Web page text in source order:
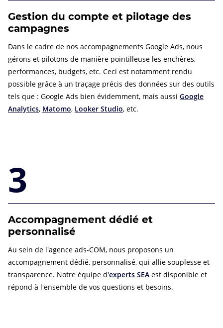
Gestion du compte et pilotage des
campagnes
Dans le cadre de nos accompagnements Google Ads, nous
gérons et pilotons de manière pointilleuse les enchères,
performances, budgets, etc. Ceci est notamment rendu
possible grâce à un traçage précis des données sur des outils
tels que : Google Ads bien évidemment, mais aussi Google
Analytics, Matomo, Looker Studio, etc.
3
Accompagnement dédié et
personnalisé
Au sein de l'agence ads-COM, nous proposons un
accompagnement dédié, personnalisé, qui allie souplesse et
transparence. Notre équipe d'experts SEA est disponible et
répond à l'ensemble de vos questions et besoins.